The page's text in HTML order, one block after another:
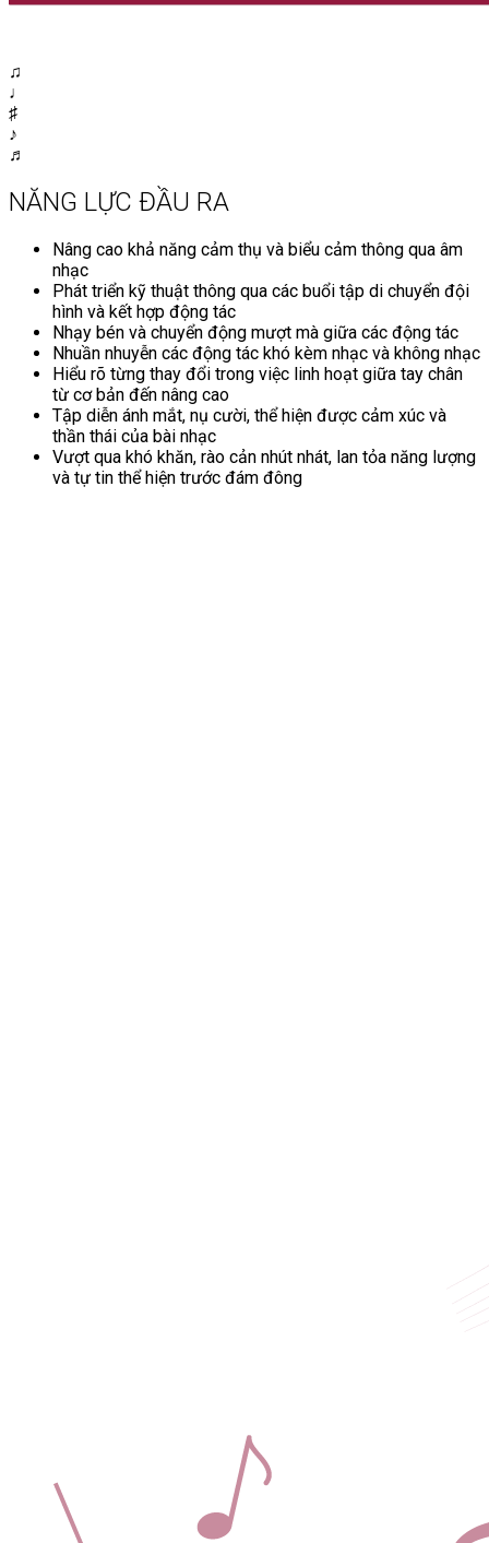
♫
♩
♯
♪
♬
NĂNG LỰC ĐẦU RA
Nâng cao khả năng cảm thụ và biểu cảm thông qua âm
nhạc
Phát triển kỹ thuật thông qua các buổi tập di chuyển đội
hình và kết hợp động tác
Nhạy bén và chuyển động mượt mà giữa các động tác
Nhuần nhuyễn các động tác khó kèm nhạc và không nhạc
Hiểu rõ từng thay đổi trong việc linh hoạt giữa tay chân
từ cơ bản đến nâng cao
Tập diễn ánh mắt, nụ cười, thể hiện được cảm xúc và
thần thái của bài nhạc
Vượt qua khó khăn, rào cản nhút nhát, lan tỏa năng lượng
và tự tin thể hiện trước đám đông